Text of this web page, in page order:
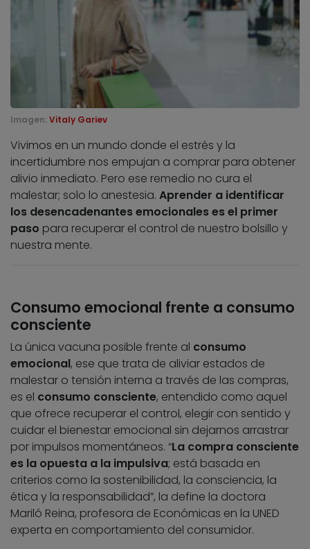
Imagen: Vitaly Gariev
Vivimos en un mundo donde el estrés y la
incertidumbre nos empujan a comprar para obtener
alivio inmediato. Pero ese remedio no cura el
malestar; solo lo anestesia. Aprender a identificar
los desencadenantes emocionales es el primer
paso para recuperar el control de nuestro bolsillo y
nuestra mente.
Consumo emocional frente a consumo
consciente
La única vacuna posible frente al consumo
emocional, ese que trata de aliviar estados de
malestar o tensión interna a través de las compras,
es el consumo consciente, entendido como aquel
que ofrece recuperar el control, elegir con sentido y
cuidar el bienestar emocional sin dejarnos arrastrar
por impulsos momentáneos. “La compra consciente
es la opuesta a la impulsiva; está basada en
criterios como la sostenibilidad, la consciencia, la
ética y la responsabilidad”, la define la doctora
Mariló Reina, profesora de Económicas en la UNED
experta en comportamiento del consumidor.